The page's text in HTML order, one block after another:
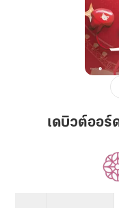
วต์
เดบิวต์ออร์